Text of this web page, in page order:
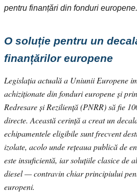
pentru finanțări din fonduri europene.
O soluție pentru un
finanțărilor europene
Legislația actuală a Uniunii Europene
achiziționate din fonduri europene și
Redresare și Reziliență (PNRR) să fie
directe. Această cerință a creat un
echipamentele eligibile sunt frecvent
izolate, acolo unde rețeaua publică de
este insuficientă, iar soluțiile clasice de
diesel — contravin chiar principiului
europeni.